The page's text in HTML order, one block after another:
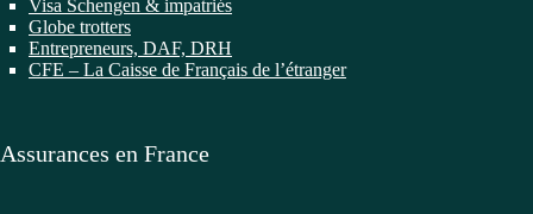
Visa Schengen & impatriés
Globe trotters
Entrepreneurs, DAF, DRH
CFE – La Caisse de Français de l’étranger
Assurances en France